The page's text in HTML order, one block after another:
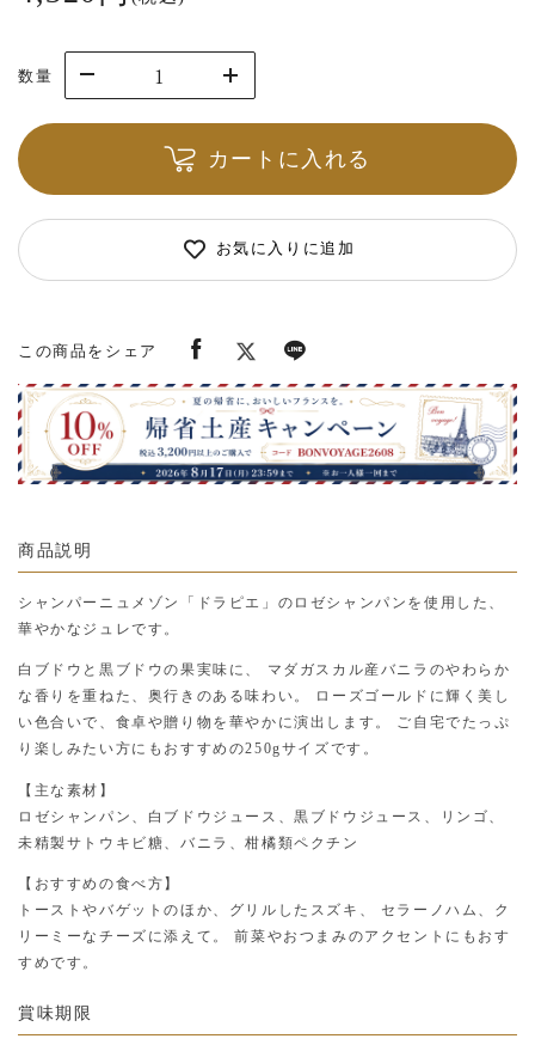
数量
カートに入れる
お気に入りに追加
この商品をシェア
商品説明
シャンパーニュメゾン「ドラピエ」のロゼシャンパンを使用した、
華やかなジュレです。
白ブドウと黒ブドウの果実味に、 マダガスカル産バニラのやわらか
な香りを重ねた、奥行きのある味わい。 ローズゴールドに輝く美し
い色合いで、食卓や贈り物を華やかに演出します。 ご自宅でたっぷ
り楽しみたい方にもおすすめの250gサイズです。
【主な素材】
ロゼシャンパン、白ブドウジュース、黒ブドウジュース、リンゴ、
未精製サトウキビ糖、バニラ、柑橘類ペクチン
【おすすめの食べ方】
トーストやバゲットのほか、グリルしたスズキ、 セラーノハム、ク
リーミーなチーズに添えて。 前菜やおつまみのアクセントにもおす
すめです。
賞味期限